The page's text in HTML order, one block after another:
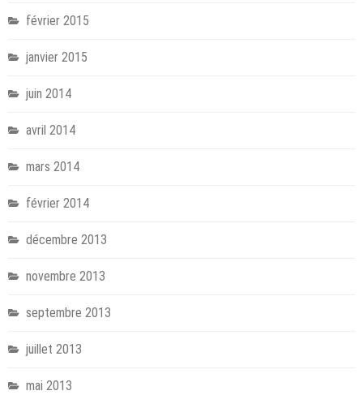
février 2015
janvier 2015
juin 2014
avril 2014
mars 2014
février 2014
décembre 2013
novembre 2013
septembre 2013
juillet 2013
mai 2013